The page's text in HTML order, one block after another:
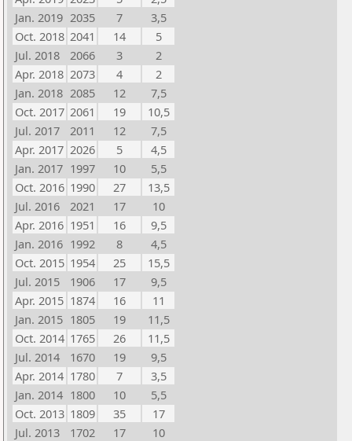
Jan. 2019 2035 7
3,5
Oct. 2018 2041 14
5
Jul. 2018
2066 3
2
Apr. 2018 2073 4
2
Jan. 2018 2085 12
7,5
Oct. 2017 2061 19
10,5
Jul. 2017
2011 12
7,5
Apr. 2017 2026 5
4,5
Jan. 2017 1997 10
5,5
Oct. 2016 1990 27
13,5
Jul. 2016
2021 17
10
Apr. 2016 1951 16
9,5
Jan. 2016 1992 8
4,5
Oct. 2015 1954 25
15,5
Jul. 2015
1906 17
9,5
Apr. 2015 1874 16
11
Jan. 2015 1805 19
11,5
Oct. 2014 1765 26
11,5
Jul. 2014
1670 19
9,5
Apr. 2014 1780 7
3,5
Jan. 2014 1800 10
5,5
Oct. 2013 1809 35
17
Jul. 2013
1702 17
10